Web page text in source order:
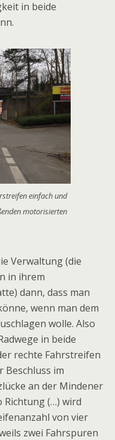
in beide
einfach und
motorisierten
Verwaltung (die
in ihrem
dann, dass man
wenn man dem
wolle. Also
in beide
rechte Fahrstreifen
Beschluss im
an der Mindener
Richtung (…) wird
von vier
zwei Fahrspuren